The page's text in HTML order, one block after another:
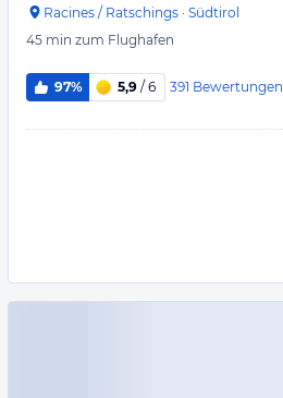
Racines / Ratschings · Südtirol
45 min zum Flughafen
97% 5,9 / 6 391 Bewertungen